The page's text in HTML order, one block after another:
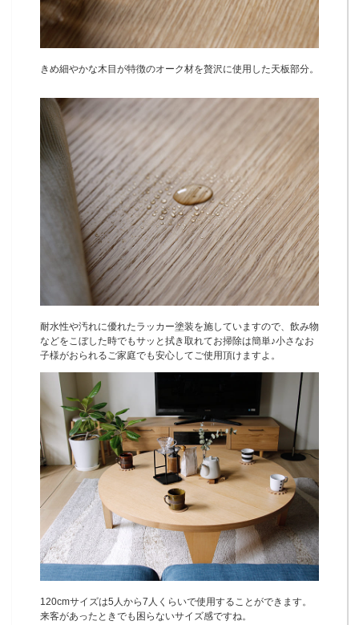
きめ細やかな木目が特徴のオーク材を贅沢に使用した天板部分。
耐水性や汚れに優れたラッカー塗装を施していますので、飲み物
などをこぼした時でもサッと拭き取れてお掃除は簡単♪小さなお
子様がおられるご家庭でも安心してご使用頂けますよ。
120cmサイズは5人から7人くらいで使用することができます。
来客があったときでも困らないサイズ感ですね。